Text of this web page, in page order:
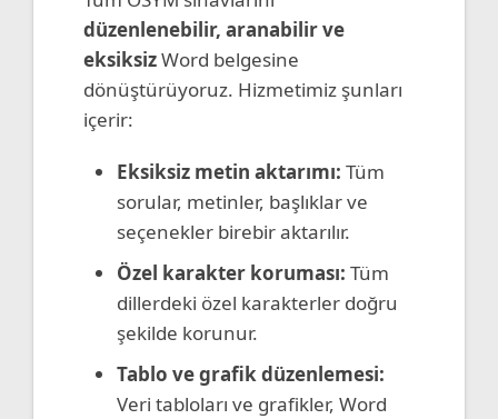
düzenlenebilir, aranabilir ve
eksiksizWord belgesine
dönüştürüyoruz. Hizmetimiz şunları
içerir:
Eksiksiz metin aktarımı: Tüm
sorular, metinler, başlıklar ve
seçenekler birebir aktarılır.
Özel karakter koruması: Tüm
dillerdeki özel karakterler doğru
şekilde korunur.
Tablo ve grafik düzenlemesi:
Veri tabloları ve grafikler, Word